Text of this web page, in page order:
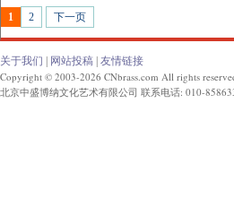
1 2 下一页
关于我们 网站投稿 友情链接
Copyright © 2003-2026 CNbrass.com All rights
北京中盛博纳文化艺术有限公司 联系电话: 010-